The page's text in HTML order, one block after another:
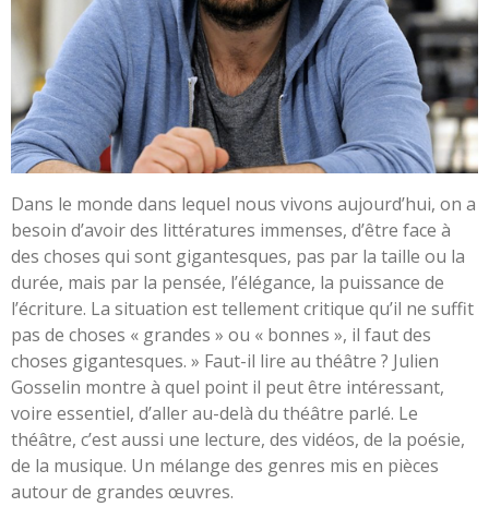
Dans le monde dans lequel nous vivons aujourd’hui, on a
besoin d’avoir des littératures immenses, d’être face à
des choses qui sont gigantesques, pas par la taille ou la
durée, mais par la pensée, l’élégance, la puissance de
l’écriture. La situation est tellement critique qu’il ne suffit
pas de choses « grandes » ou « bonnes », il faut des
choses gigantesques. » Faut-il lire au théâtre ? Julien
Gosselin montre à quel point il peut être intéressant,
voire essentiel, d’aller au-delà du théâtre parlé. Le
théâtre, c’est aussi une lecture, des vidéos, de la poésie,
de la musique. Un mélange des genres mis en pièces
autour de grandes œuvres.